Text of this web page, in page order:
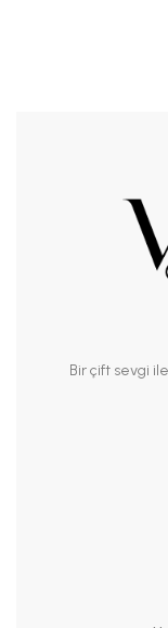
Bir çift sevgi